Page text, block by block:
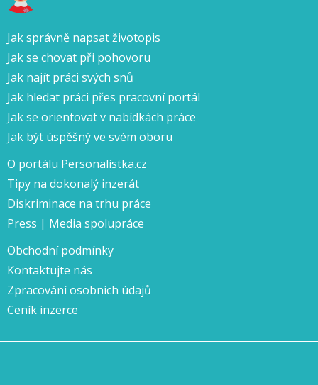
Jak správně napsat životopis
Jak se chovat při pohovoru
Jak najít práci svých snů
Jak hledat práci přes pracovní portál
Jak se orientovat v nabídkách práce
Jak být úspěšný ve svém oboru
O portálu Personalistka.cz
Tipy na dokonalý inzerát
Diskriminace na trhu práce
Press | Media spolupráce
Obchodní podmínky
Kontaktujte nás
Zpracování osobních údajů
Ceník inzerce